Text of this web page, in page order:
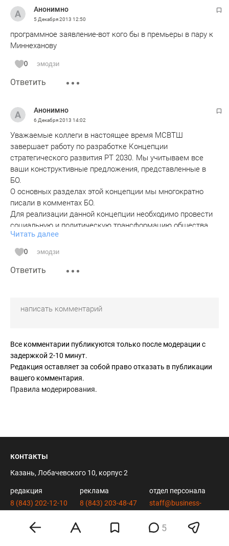
Анонимно
5 Декабря 2013 12:50
программное заявление-вот кого бы в премьеры в пару к
Миннеханову
0 эмодзи
Ответить
Анонимно
6 Декабря 2013 14:02
Уважаемые коллеги в настоящее время МСВТШ
завершает работу по разработке Концепции
стратегического развития РТ 2030. Мы учитываем все
ваши конструктивные предложения, представленные в
БО.
О основных разделах этой концепции мы многократно
писали в комментах БО.
Для реализации данной концепции необходимо провести
социальную и политическую трансформацию общества.
Путин хочет роста экономики на 7 % и сохранить "Партию
стабильности", но это невозможно. Нужна "новая
молодежная культурная революция" типа китайской.
Но наша олигархическая элита этого боится как ладана.
духовного прорыва «Эволюция 2045».
С рабочим названием "Эволюция Республики Татарстан
Читать далее
0 эмодзи
Ответить
Все комментарии публикуются только после модерации с
задержкой 2-10 минут.
Редакция оставляет за собой право отказать в публикации
вашего комментария.
Правила модерирования.
5
контакты
Казань, Лобачевского 10, корпус 2
редакция
8 (843) 202-12-10
gazeta.ru
реклама
8 (843) 203-48-47
отдел персонала
staff@business-